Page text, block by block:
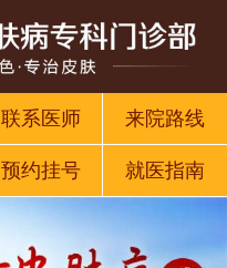
联系医师 来院路线
预约挂号 就医指南